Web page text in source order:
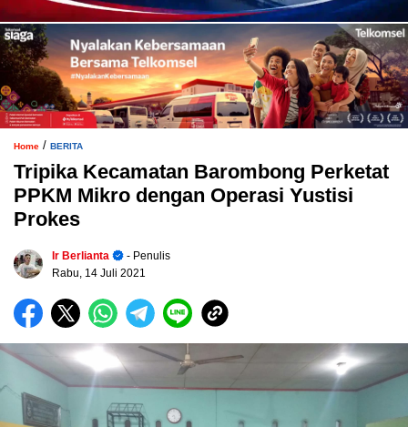
Home / BERITA
Tripika Kecamatan Barombong Perketat
PPKM Mikro dengan Operasi Yustisi
Prokes
Ir Berlianta
- Penulis
Rabu, 14 Juli 2021